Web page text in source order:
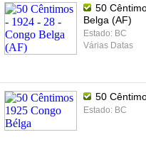
50
Belga (AF)
Estado: BC
Várias Datas
50
Estado: BC